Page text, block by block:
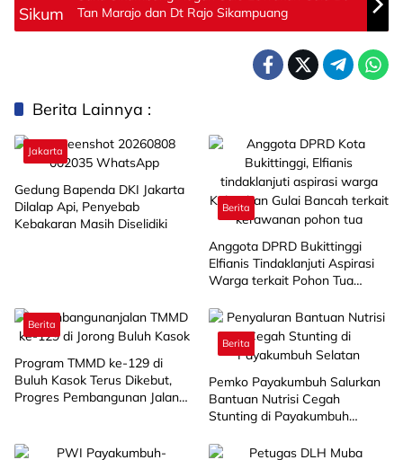
Tan Marajo dan Dt Rajo Sikampuang
Berita Lainnya :
Jakarta
Gedung Bapenda DKI Jakarta
Dilalap Api, Penyebab
Kebakaran Masih Diselidiki
Berita
Anggota DPRD Bukittinggi
Elfianis Tindaklanjuti Aspirasi
Warga terkait Pohon Tua
Berita
Program TMMD ke-129 di
Buluh Kasok Terus Dikebut,
Progres Pembangunan Jalan
Berita
Pemko Payakumbuh Salurkan
Bantuan Nutrisi Cegah
Stunting di Payakumbuh